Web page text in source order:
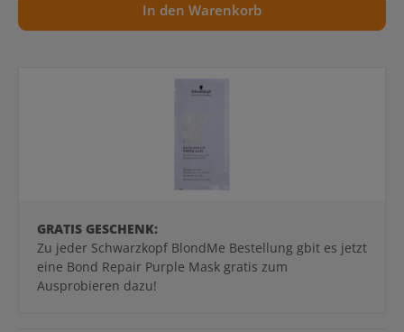
In den Warenkorb
GRATIS GESCHENK:
Zu jeder Schwarzkopf BlondMe Bestellung gbit es jetzt
eine Bond Repair Purple Mask gratis zum
Ausprobieren dazu!